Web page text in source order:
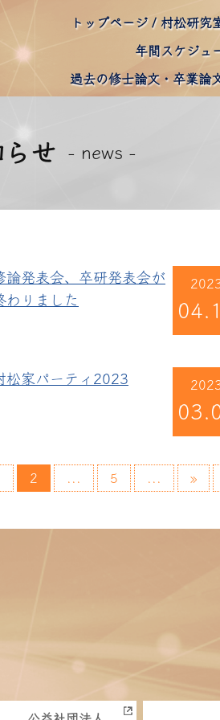
トップページ 村松研究
年間スケジュ
過去の修士論文・卒業論
らせ - news -
論発表会、卒研発表会が
わりました
松家パーティ2023
2 5 »